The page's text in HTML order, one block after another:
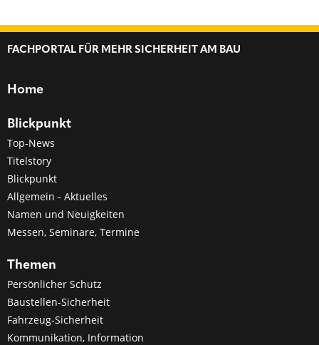
FACHPORTAL FÜR MEHR SICHERHEIT AM BAU
Home
Blickpunkt
Top-News
Titelstory
Blickpunkt
Allgemein - Aktuelles
Namen und Neuigkeiten
Messen, Seminare, Termine
Themen
Persönlicher Schutz
Baustellen-Sicherheit
Fahrzeug-Sicherheit
Kommunikation, Information